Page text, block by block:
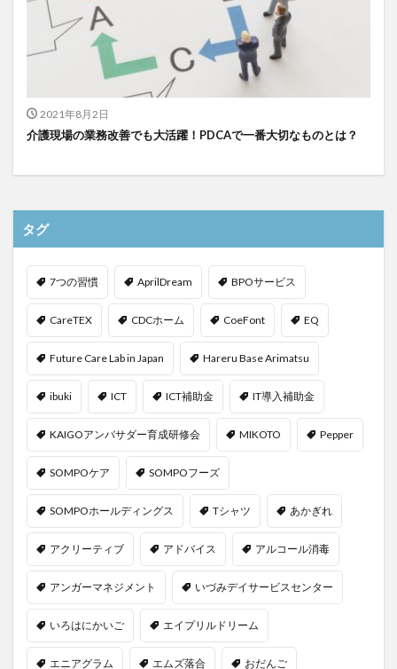
2021年8月2日
介護現場の業務改善でも大活躍！PDCAで一番大切なものとは？
タグ
7つの習慣 AprilDream BPOサービス
CareTEX CDCホーム CoeFont EQ
Future Care Lab in Japan Hareru Base Arimatsu
ibuki ICT ICT補助金 IT導入補助金
KAIGOアンバサダー育成研修会 MIKOTO Pepper
SOMPOケア SOMPOフーズ
SOMPOホールディングス Tシャツ あかぎれ
アクリーティブ アドバイス アルコール消毒
アンガーマネジメント いづみデイサービスセンター
いろはにかいご エイプリルドリーム
エニアグラム エムズ落合 おだんご